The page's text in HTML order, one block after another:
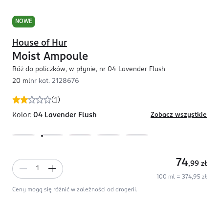
NOWE
(1 )
House of Hur
Moist Ampoule
Róż do policzków, w płynie, nr 04 Lavender Flush
20 mlnr kat. 2128676
Kolor: 04 Lavender Flush Zobacz wszystkie
74,99 zł
100 ml = 374,95 zł
Ceny mogą się różnić w zależności od drogerii.